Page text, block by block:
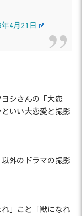
年4月21日
シさんの「大恋
いい大恋愛と撮影
外のドラマの撮影
」こと「獣になれ